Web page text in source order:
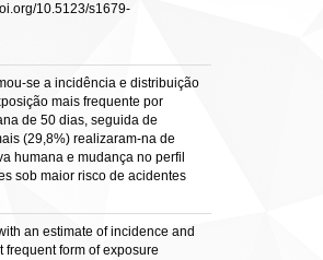
10.5123/s1679-
se a incidência e distribuição
mais frequente por
de 50 dias, seguida de
(29,8%) realizaram-na de
humana e mudança no perfil
sob maior risco de acidentes
an estimate of incidence and
form of exposure